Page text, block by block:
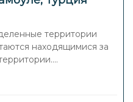
территории
находящимися за